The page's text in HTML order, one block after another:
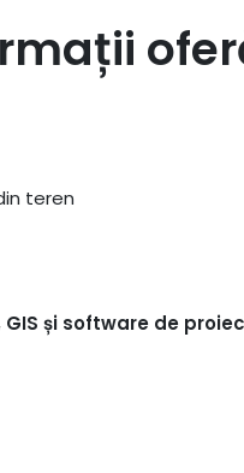
teren
și software de